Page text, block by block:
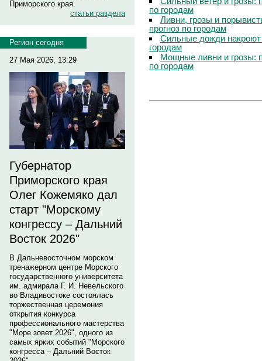
Приморского края.
статьи раздела
Регион сегодня
27 Мая 2026, 13:29
Губернатор
Приморского края
Олег Кожемяко дал
старт "Морскому
конгрессу – Дальний
Восток 2026"
В Дальневосточном морском
тренажерном центре Морского
государственного университета
им. адмирала Г. И. Невельского
во Владивостоке состоялась
торжественная церемония
открытия конкурса
профессионального мастерства
"Море зовет 2026", одного из
самых ярких событий "Морского
конгресса – Дальний Восток
по городам
Ливни, грозы и
прогноз по городам
Сильные дожди
городам
Мощные ливни и грозы:
по городам